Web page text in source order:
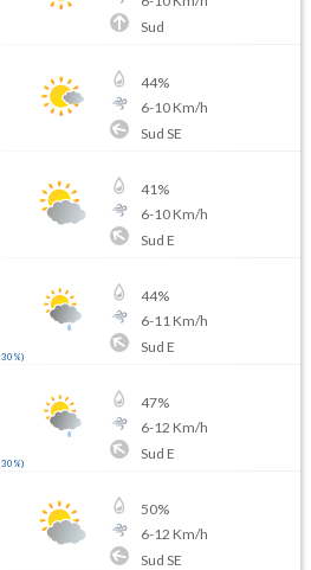
Sud
44%
6-10Km/h
Sud SE
41%
6-10Km/h
Sud E
30 %)
44%
6-11Km/h
Sud E
30 %)
47%
6-12 Km/h
Sud E
50%
6-12 Km/h
Sud SE